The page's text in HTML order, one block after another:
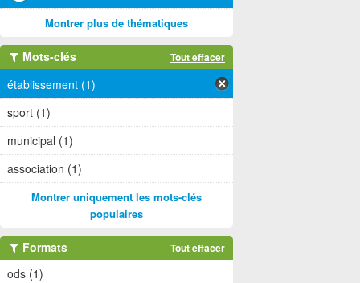
Montrer plus de thématiques
Mots-clés Tout effacer
établissement (1)
sport (1)
municipal (1)
association (1)
Montrer uniquement les mots-clés
populaires
Formats Tout effacer
ods (1)